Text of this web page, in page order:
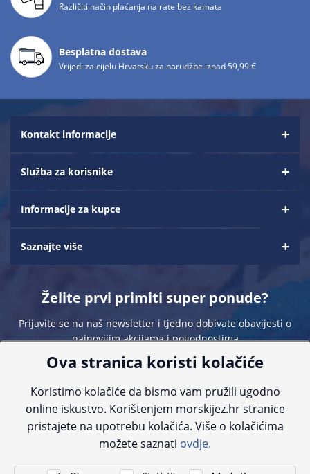
Različiti način plaćanja na rate bez kamata
Besplatna dostava
Vrijedi za cijelu Hrvatsku za narudžbe iznad 59,99 €
Kontakt informacije
Služba za korisnike
Informacije za kupce
Saznajte više
Želite prvi primiti super ponude?
Prijavite se na naš newsletter i tjedno dobivate obavijesti o
najnovijim akcijama i pogodnostima
Sve navedene cijene sadrže PDV. Pokušavamo osigurati što preciznije
informacije, ali zbog tehnoloških ograničenja ne možemo garantirati potpunu
kontaktirajte nas putem telefona:+385 23 231 761ili e-maila:info@morskijez.hr
Ova stranica koristi kolačiće
Koristimo kolačiće da bismo vam pružili ugodno
online iskustvo. Korištenjem morskijez.hr stranice
pristajete na upotrebu kolačića. Više o kolačićima
možete saznati ovdje.